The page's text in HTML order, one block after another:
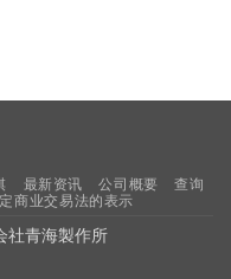
最新资讯 公司概要
查询
商业交易法的表示
社青海製作所